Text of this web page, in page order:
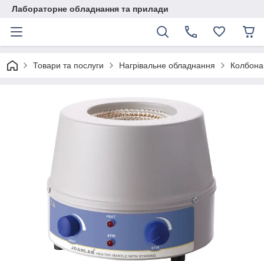
Лабораторне обладнання та прилади
Товари та послуги Нагрівальне обладнання